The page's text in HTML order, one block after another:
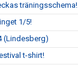
träningsschema!
1/5!
(Lindesberg)
t-shirt!